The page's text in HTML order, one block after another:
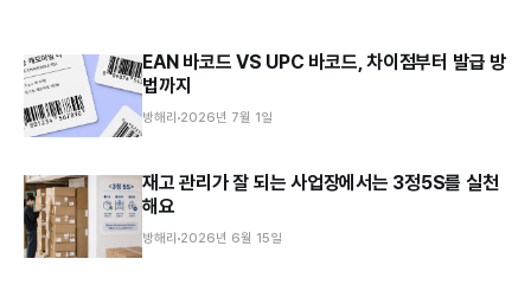
EAN 바코드 VS UPC 바코드, 차이점부터 발급 방
법까지
방해리 2026년 7월 1일
재고 관리가 잘 되는 사업장에서는 3정5S를 실천
해요
방해리 2026년 6월 15일